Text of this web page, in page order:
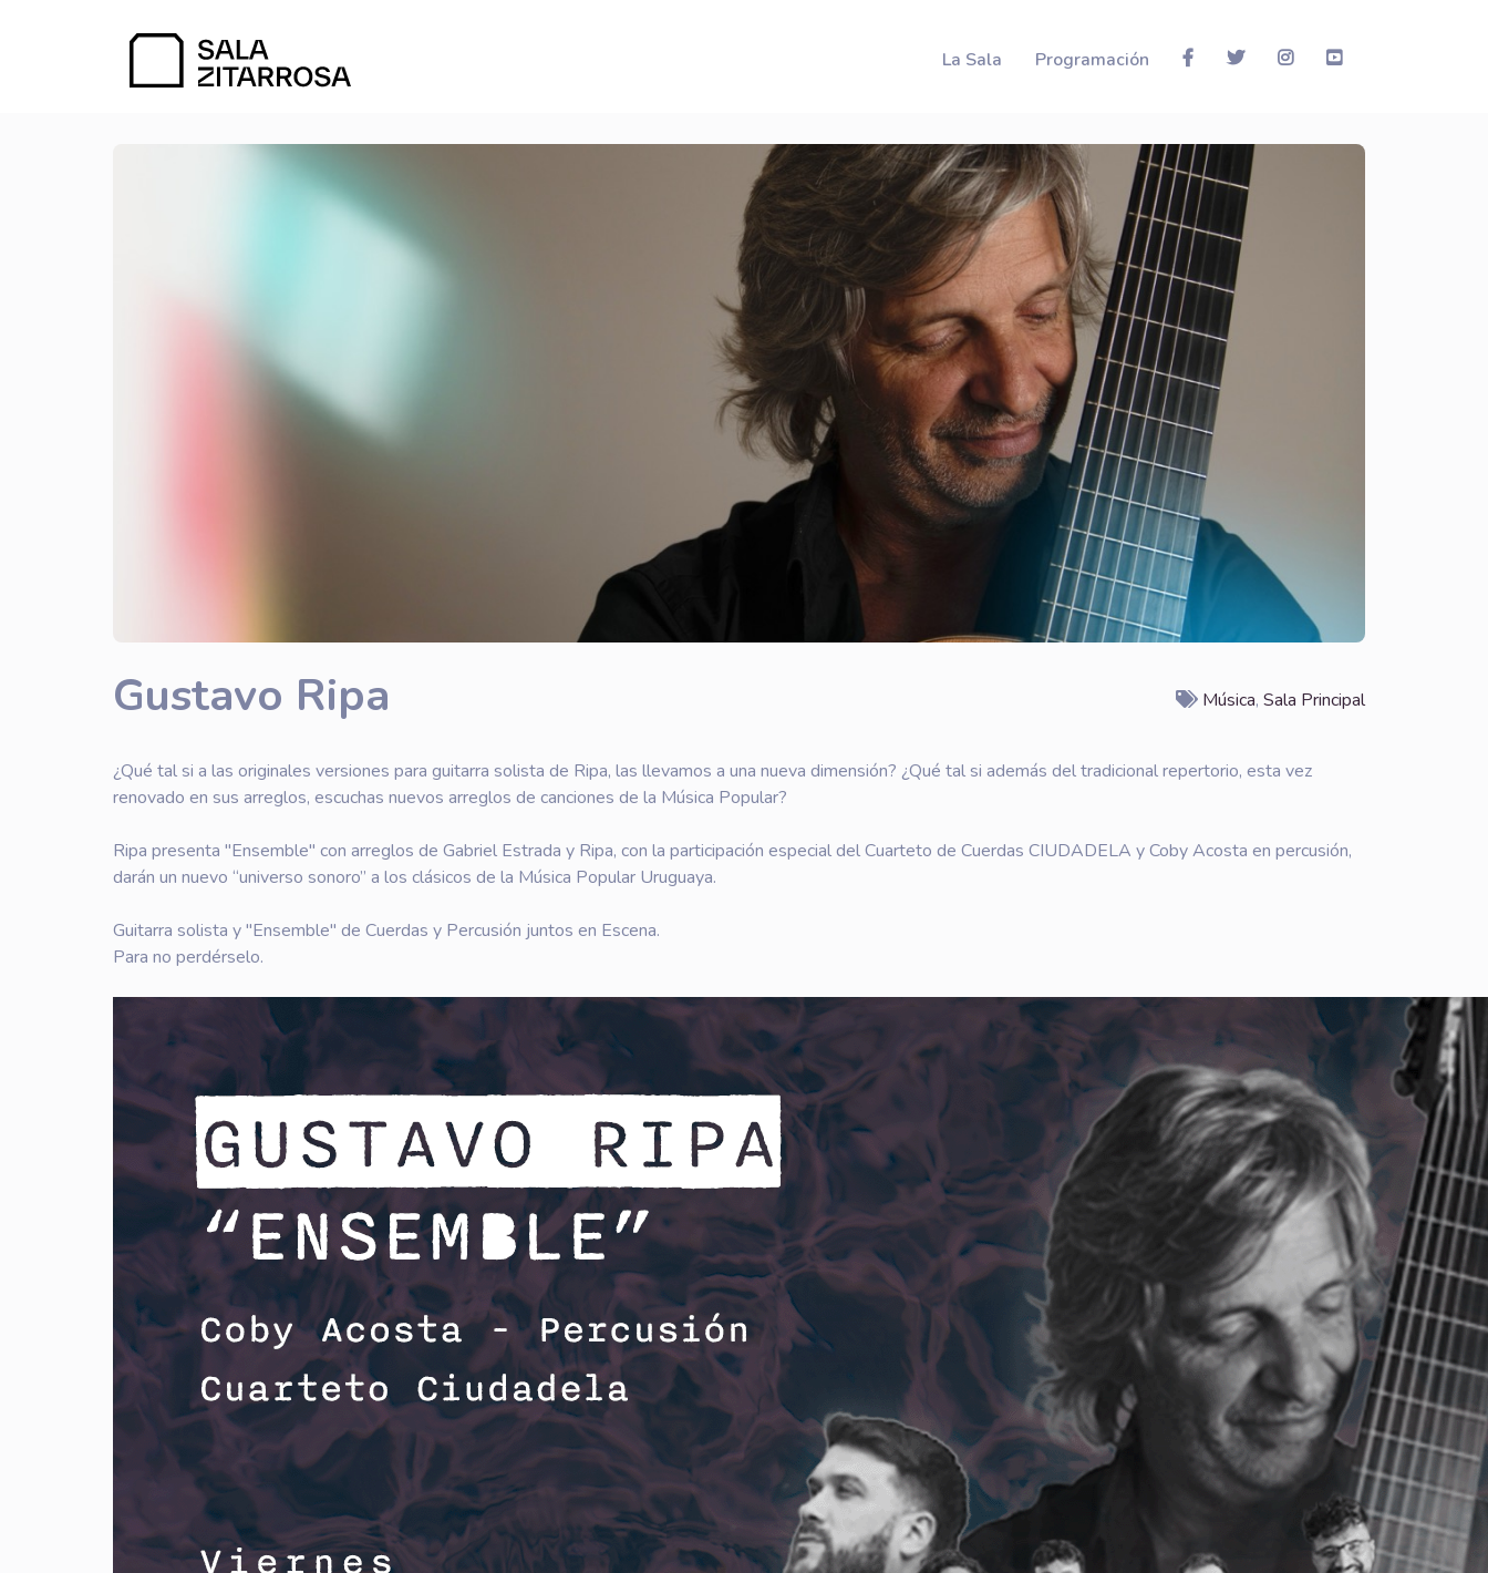
La Sala Programación
Gustavo Ripa Música, Sala Principal
¿Qué tal si a las originales versiones para guitarra solista de Ripa, las llevamos a una nueva dimensión? ¿Qué tal si además del tradicional repertorio, esta vez
renovado en sus arreglos, escuchas nuevos arreglos de canciones de la Música Popular?
Ripa presenta "Ensemble" con arreglos de Gabriel Estrada y Ripa, con la participación especial del Cuarteto de Cuerdas CIUDADELA y Coby Acosta en percusión,
darán un nuevo “universo sonoro” a los clásicos de la Música Popular Uruguaya.
Guitarra solista y "Ensemble" de Cuerdas y Percusión juntos en Escena.
Para no perdérselo.